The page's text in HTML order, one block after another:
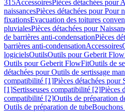
315AccessoiresPièces détachées pour
naissancesPièces détachées pour Pour
fixationsEvacuation des toitures
pluvialesPièces détachées pour
de barrières anti-condensationPièces
barrières anti-condensationAccessoires
logicielsOutilsOutils pour Geberit
Outils pour Geberit FlowFitOutils de
détachées pour Outils de sertissage
compatibilité [1]Pièces détachées pour
[1]Sertisseuses compatibilité [2]Pièces
compatibilité [2]Outils de préparation
Outils de préparation de tubeBouchons